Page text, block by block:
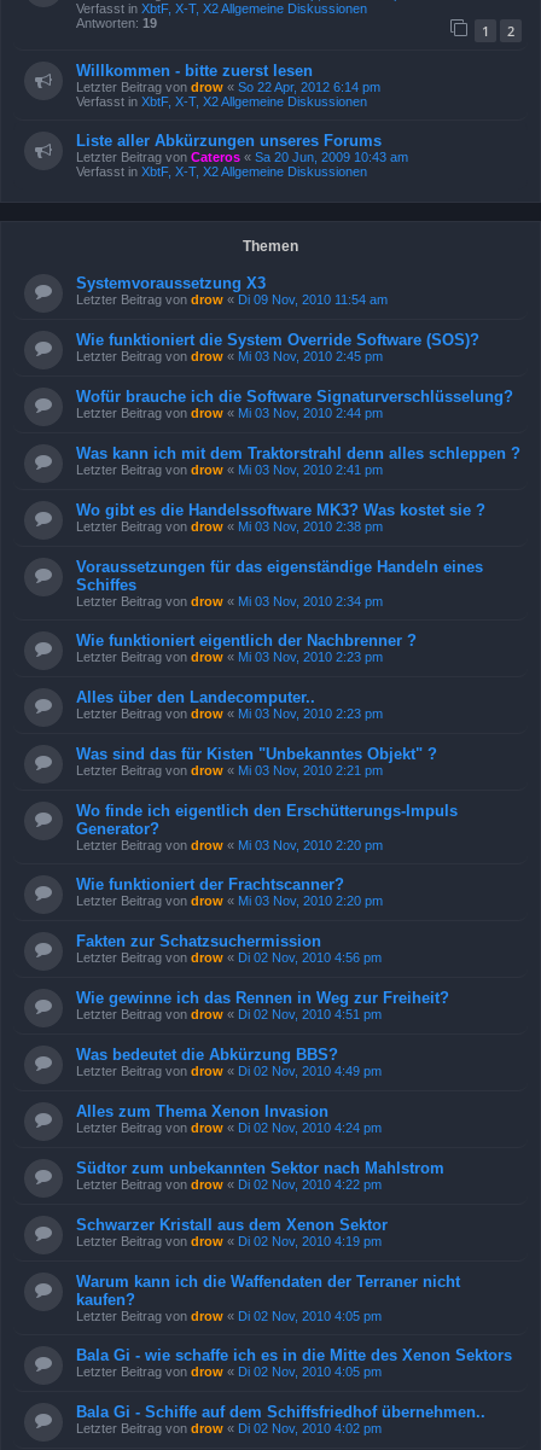
Verfasst in XbtF, X-T, X2 Allgemeine Diskussionen
Antworten: 19 1 2
Willkommen - bitte zuerst lesen
Letzter Beitrag von drow « So 22 Apr, 2012 6:14 pm
Verfasst in XbtF, X-T, X2 Allgemeine Diskussionen
Liste aller Abkürzungen unseres Forums
Letzter Beitrag von Cateros « Sa 20 Jun, 2009 10:43 am
Verfasst in XbtF, X-T, X2 Allgemeine Diskussionen
Themen
Systemvoraussetzung X3
Letzter Beitrag von drow « Di 09 Nov, 2010 11:54 am
Wie funktioniert die System Override Software (SOS)?
Letzter Beitrag von drow « Mi 03 Nov, 2010 2:45 pm
Wofür brauche ich die Software Signaturverschlüsselung?
Letzter Beitrag von drow « Mi 03 Nov, 2010 2:44 pm
Was kann ich mit dem Traktorstrahl denn alles schleppen ?
Letzter Beitrag von drow « Mi 03 Nov, 2010 2:41 pm
Wo gibt es die Handelssoftware MK3? Was kostet sie ?
Letzter Beitrag von drow « Mi 03 Nov, 2010 2:38 pm
Voraussetzungen für das eigenständige Handeln eines
Schiffes
Letzter Beitrag von drow « Mi 03 Nov, 2010 2:34 pm
Wie funktioniert eigentlich der Nachbrenner ?
Letzter Beitrag von drow « Mi 03 Nov, 2010 2:23 pm
Alles über den Landecomputer..
Letzter Beitrag von drow « Mi 03 Nov, 2010 2:23 pm
Was sind das für Kisten "Unbekanntes Objekt" ?
Letzter Beitrag von drow « Mi 03 Nov, 2010 2:21 pm
Wo finde ich eigentlich den Erschütterungs-Impuls
Generator?
Letzter Beitrag von drow « Mi 03 Nov, 2010 2:20 pm
Wie funktioniert der Frachtscanner?
Letzter Beitrag von drow « Mi 03 Nov, 2010 2:20 pm
Fakten zur Schatzsuchermission
Letzter Beitrag von drow « Di 02 Nov, 2010 4:56 pm
Wie gewinne ich das Rennen in Weg zur Freiheit?
Letzter Beitrag von drow « Di 02 Nov, 2010 4:51 pm
Was bedeutet die Abkürzung BBS?
Letzter Beitrag von drow « Di 02 Nov, 2010 4:49 pm
Alles zum Thema Xenon Invasion
Letzter Beitrag von drow « Di 02 Nov, 2010 4:24 pm
Südtor zum unbekannten Sektor nach Mahlstrom
Letzter Beitrag von drow « Di 02 Nov, 2010 4:22 pm
Schwarzer Kristall aus dem Xenon Sektor
Letzter Beitrag von drow « Di 02 Nov, 2010 4:19 pm
Warum kann ich die Waffendaten der Terraner nicht
kaufen?
Letzter Beitrag von drow « Di 02 Nov, 2010 4:05 pm
Bala Gi - wie schaffe ich es in die Mitte des Xenon Sektors
Letzter Beitrag von drow « Di 02 Nov, 2010 4:05 pm
Bala Gi - Schiffe auf dem Schiffsfriedhof übernehmen..
Letzter Beitrag von drow « Di 02 Nov, 2010 4:02 pm